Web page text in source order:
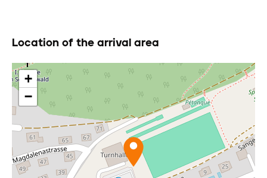
Location of the arrival area
+
−